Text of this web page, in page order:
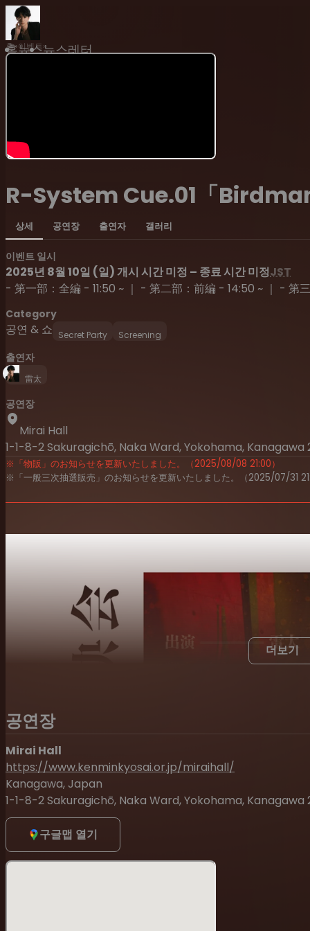
홈뉴스뉴스레터
홈 이벤트
R-System Cue.01「
상세 공연장 출연자 갤러리
이벤트 일시
2025년 8월 10일 (일) 개시 시간 미정 – 종료 시간 미정JST
- 第一部：全編 - 11:50 ~ ｜ - 第二部：前編 - 14:50 ~ ｜ - 第
Category
공연 & 쇼 Secret Party Screening
출연자
雷太
공연장
Mirai Hall
1-1-8-2 Sakuragichō, Naka Ward, Yokohama, Kanagawa
※「物販」のお知らせを更新いたしました。（2025/08/08 21:00）
※「一般三次抽選販売」のお知らせを更新いたしました。（2025/07/31
더보기
공연장
Mirai Hall
https://www.kenminkyosai.or.jp/miraihall/
Kanagawa, Japan
1-1-8-2 Sakuragichō, Naka Ward, Yokohama, Kanagawa
구글맵 열기